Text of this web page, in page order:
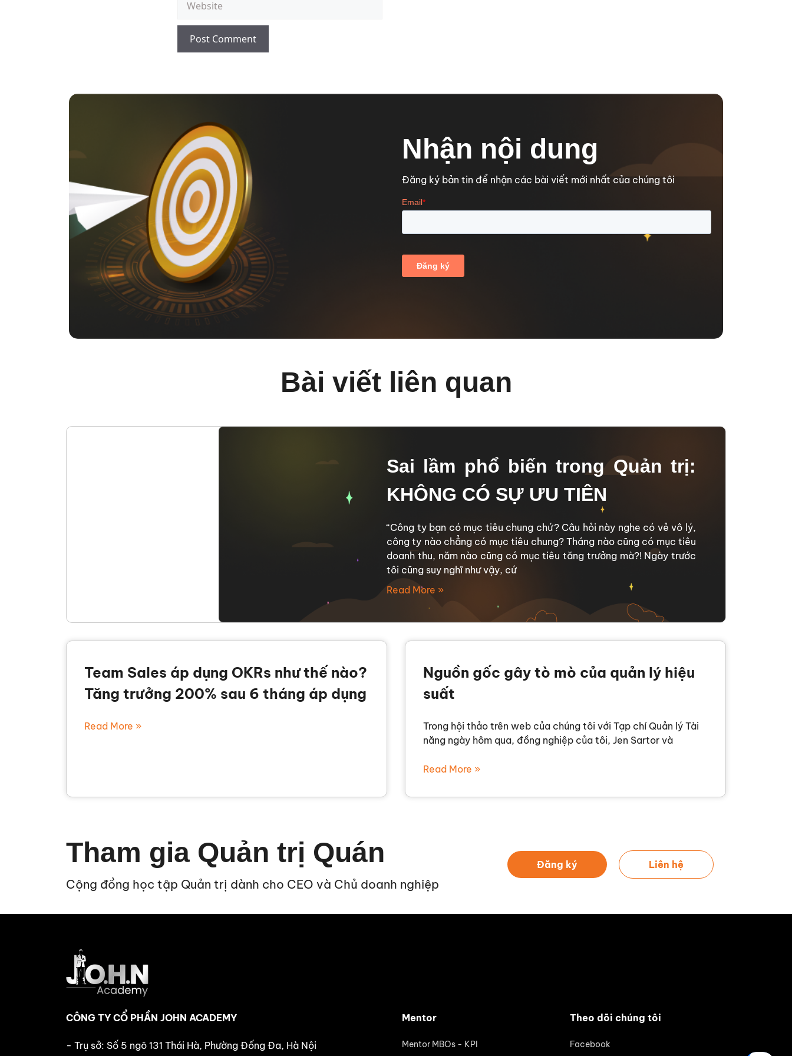
Nhận nội dung
Đăng ký bản tin để nhận các bài viết mới nhất của chúng tôi
Bài viết liên quan
Sai lầm phổ biến trong Quản trị:
KHÔNG CÓ SỰ ƯU TIÊN
“Công ty bạn có mục tiêu chung chứ? Câu hỏi này nghe có vẻ vô lý,
công ty nào chẳng có mục tiêu chung? Tháng nào cũng có mục tiêu
doanh thu, năm nào cũng có mục tiêu tăng trưởng mà?! Ngày trước
tôi cũng suy nghĩ như vậy, cứ
Read More »
Team Sales áp dụng OKRs như thế nào?
Tăng trưởng 200% sau 6 tháng áp dụng
Read More »
Nguồn gốc gây tò mò của quản lý hiệu
suất
Trong hội thảo trên web của chúng tôi với Tạp chí Quản lý Tài
năng ngày hôm qua, đồng nghiệp của tôi, Jen Sartor và
Read More »
Tham gia Quản trị Quán
Cộng đồng học tập Quản trị dành cho CEO và Chủ doanh nghiệp
Đăng ký Liên hệ
CÔNG TY CỔ PHẦN JOHN ACADEMY
- Trụ sở: Số 5 ngõ 131 Thái Hà, Phường Đống Đa, Hà Nội
Mentor
Mentor MBOs - KPI
Theo dõi chúng tôi
Facebook